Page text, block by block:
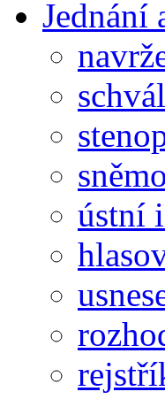
Jednání
ústní